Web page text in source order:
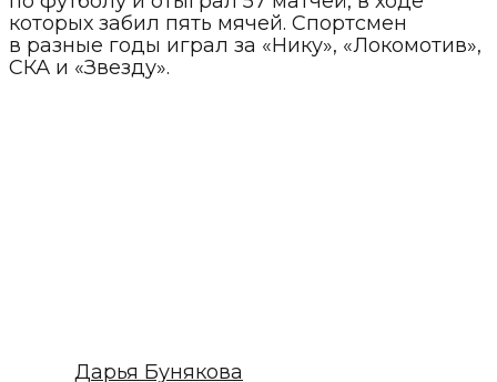
которых забил пять мячей. Спортсмен
в разные годы играл за «Нику», «Локомотив»,
СКА и «Звезду».
Дарья Бунякова